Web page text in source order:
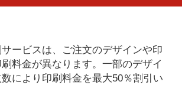
ービスは、ご注文のデザインや印
料金が異なります。一部のデザイ
により印刷料金を最大50％割引い